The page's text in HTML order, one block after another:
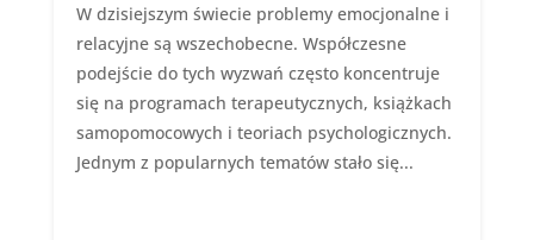
W dzisiejszym świecie problemy emocjonalne i
relacyjne są wszechobecne. Współczesne
podejście do tych wyzwań często koncentruje
się na programach terapeutycznych, książkach
samopomocowych i teoriach psychologicznych.
Jednym z popularnych tematów stało się...